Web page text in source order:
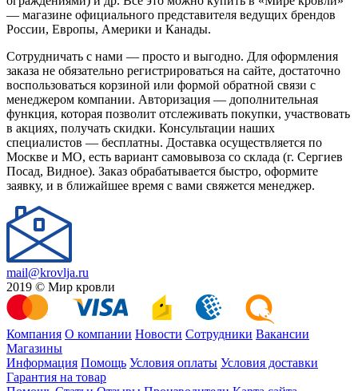
— магазине официального представителя ведущих брендов
России, Европы, Америки и Канады.
Сотрудничать с нами — просто и выгодно. Для оформления
заказа не обязательно регистрироваться на сайте, достаточно
воспользоваться корзиной или формой обратной связи с
менеджером компании. Авторизация — дополнительная
функция, которая позволит отслеживать покупки, участвовать
в акциях, получать скидки. Консультации наших
специалистов — бесплатны. Доставка осуществляется по
Москве и МО, есть вариант самовывоза со склада (г. Сергиев
Посад, Видное). Заказ обрабатывается быстро, оформите
заявку, и в ближайшее время с вами свяжется менеджер.
mail@krovlja.ru
2019 © Мир кровли
Компания О компании Новости Сотрудники Вакансии
Магазины
Информация Помощь Условия оплаты Условия доставки
Гарантия на товар